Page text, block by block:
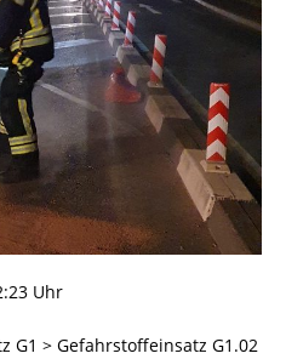
Uhr
G1 > Gefahrstoffeinsatz G1.02